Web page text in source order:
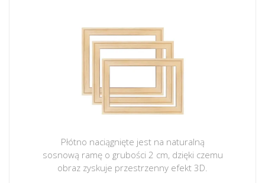
Płótno naciągnięte jest na naturalną
sosnową ramę o grubości 2 cm, dzięki czemu
obraz zyskuje przestrzenny efekt 3D.